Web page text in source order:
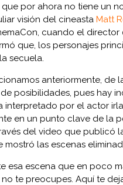
que por ahora no tiene un
visión del cineasta Matt
cuando el director
que, los personajes
secuela.
anteriormente, de
posibilidades, pues hay
interpretado por el actor
en un punto clave de la
del video que publicó
mostró las escenas
esa escena que en poco
no te preocupes. Aquí te